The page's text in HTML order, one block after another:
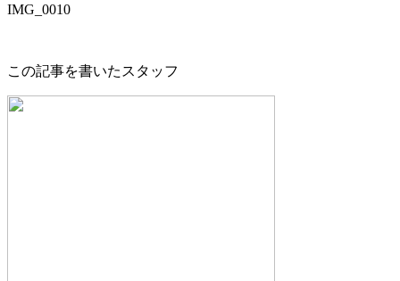
IMG_0010
この記事を書いたスタッフ